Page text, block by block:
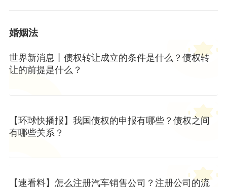
婚姻法
世界新消息丨债权转让成立的条件是什么？债权转
让的前提是什么？
【环球快播报】我国债权的申报有哪些？债权之间
有哪些关系？
【速看料】怎么注册汽车销售公司？注册公司的流